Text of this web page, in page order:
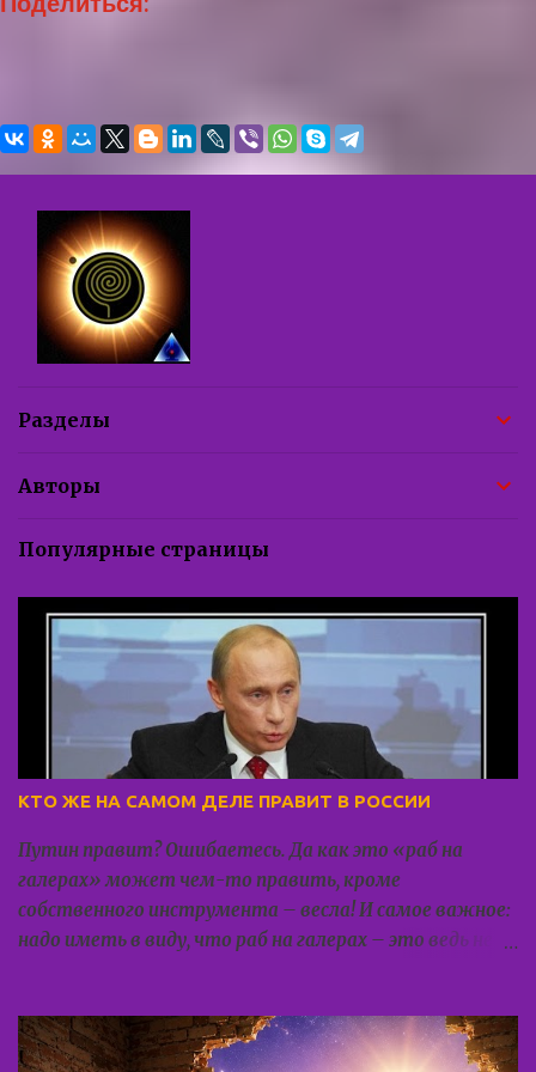
Разделы
Авторы
Популярные страницы
КТО ЖЕ НА САМОМ ДЕЛЕ ПРАВИТ В РОССИИ
Путин правит? Ошибаетесь. Да как это «раб на
галерах» может чем-то править, кроме
собственного инструмента – весла! И самое важное:
надо иметь в виду, что раб на галерах – это ведь не
гребца понуждают исполнять чужую волю
посредством грубой силы. «Если бы Путину дали